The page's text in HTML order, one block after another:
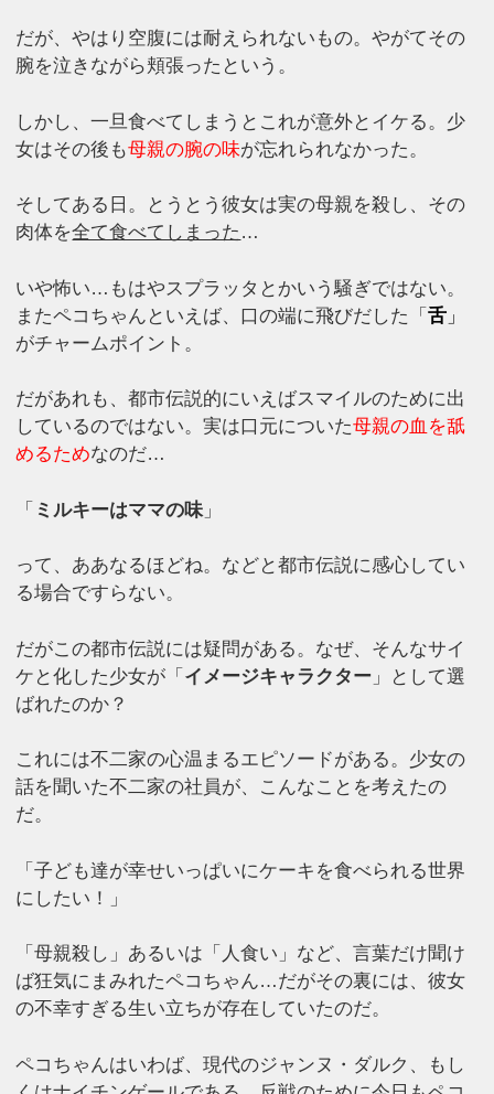
だが、やはり空腹には耐えられないもの。やがてその
腕を泣きながら頬張ったという。
しかし、一旦食べてしまうとこれが意外とイケる。少
女はその後も母親の腕の味が忘れられなかった。
そしてある日。とうとう彼女は実の母親を殺し、その
肉体を全て食べてしまった …
いや怖い…もはやスプラッタとかいう騒ぎではない。
またペコちゃんといえば、口の端に飛びだした「舌 」
がチャームポイント。
だがあれも、都市伝説的にいえばスマイルのために出
しているのではない。実は口元についた母親の血を舐
めるためなのだ…
「 ミルキーはママの味」
って、ああなるほどね。などと都市伝説に感心してい
る場合ですらない。
だがこの都市伝説には疑問がある。なぜ、そんなサイ
ケと化した少女が「 イメージキャラクター 」として選
ばれたのか？
これには不二家の心温まるエピソードがある。少女の
話を聞いた不二家の社員が、こんなことを考えたの
だ。
「子ども達が幸せいっぱいにケーキを食べられる世界
にしたい！」
「母親殺し」あるいは「人食い」など、言葉だけ聞け
ば狂気にまみれたペコちゃん…だがその裏には、彼女
の不幸すぎる生い立ちが存在していたのだ。
ペコちゃんはいわば、現代のジャンヌ・ダルク、もし